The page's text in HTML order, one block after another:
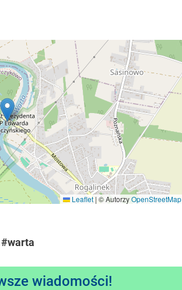
Leaflet | © AutorzyOpenStreetMap
#warta
wiadomości!